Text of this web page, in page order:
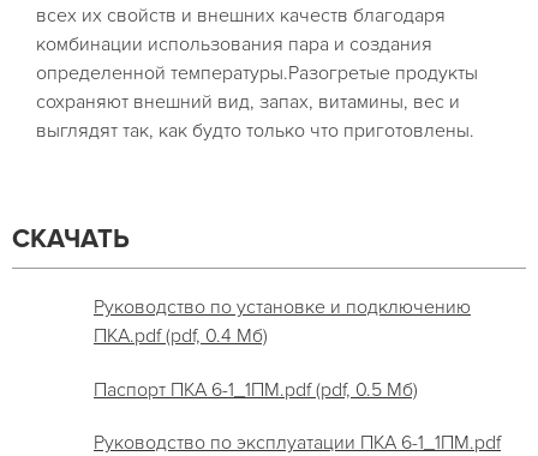
всех их свойств и внешних качеств благодаря
комбинации использования пара и создания
определенной температуры.Разогретые продукты
сохраняют внешний вид, запах, витамины, вес и
выглядят так, как будто только что приготовлены.
СКАЧАТЬ
Руководство по установке и подключению
ПКА.pdf (pdf, 0.4 Мб)
Паспорт ПКА 6-1_1ПМ.pdf (pdf, 0.5 Мб)
Руководство по эксплуатации ПКА 6-1_1ПМ.pdf